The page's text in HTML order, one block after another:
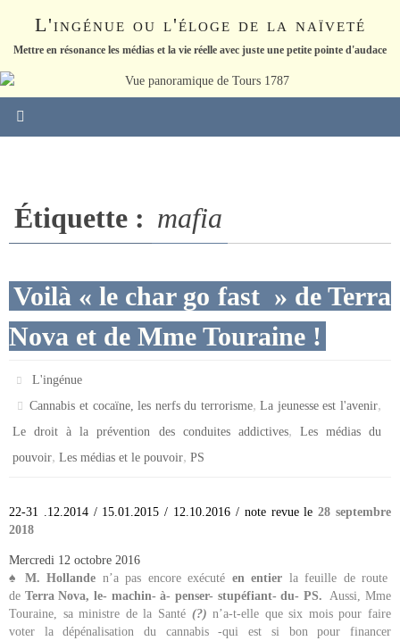
L'ingénue ou l'éloge de la naïveté
Mettre en résonance les médias et la vie réelle avec juste une petite pointe d'audace
Étiquette : mafia
Voilà « le char go fast » de Terra
Nova et de Mme Touraine !
L'ingénue
Cannabis et cocaïne, les nerfs du terrorisme,La jeunesse est l'avenir,
Le droit à la prévention des conduites addictives, Les médias du
pouvoir, Les médias et le pouvoir, PS
22-31 .12.2014 / 15.01.2015 / 12.10.2016 / note revue le28 septembre
2018
Mercredi 12 octobre 2016
♠ M. Hollande n’a pas encore exécuté en entier la feuille de route
de Terra Nova, le- machin- à- penser- stupéfiant- du- PS. Aussi, Mme
Touraine, sa ministre de la Santé (?)n’a-t-elle que six mois pour faire
voter la dépénalisation du cannabis -qui est si bon pour financer